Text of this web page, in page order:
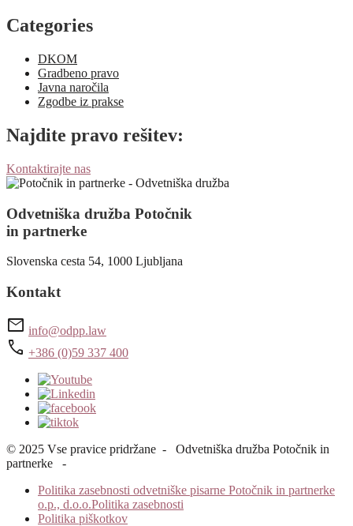
Categories
DKOM
Gradbeno pravo
Javna naročila
Zgodbe iz prakse
Najdite pravo rešitev:
Kontaktirajte nas
Odvetniška družba Potočnik
in partnerke
Slovenska cesta 54, 1000 Ljubljana
Kontakt
mail info@odpp.law
call +386 (0)59 337 400
© 2025 Vse pravice pridržane - Odvetniška družba Potočnik in
partnerke -
Politika zasebnosti odvetniške pisarne Potočnik in partnerke
o.p., d.o.o.Politika zasebnosti
Politika piškotkov